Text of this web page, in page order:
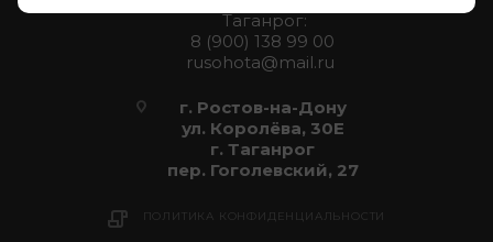
Таганрог:
8 (900) 138 99 00
rusohota@mail.ru
г. Ростов-на-Дону
ул. Королёва, 30Е
г. Таганрог
пер. Гоголевский, 27
ПОЛИТИКА КОНФИДЕНЦИАЛЬНОСТИ